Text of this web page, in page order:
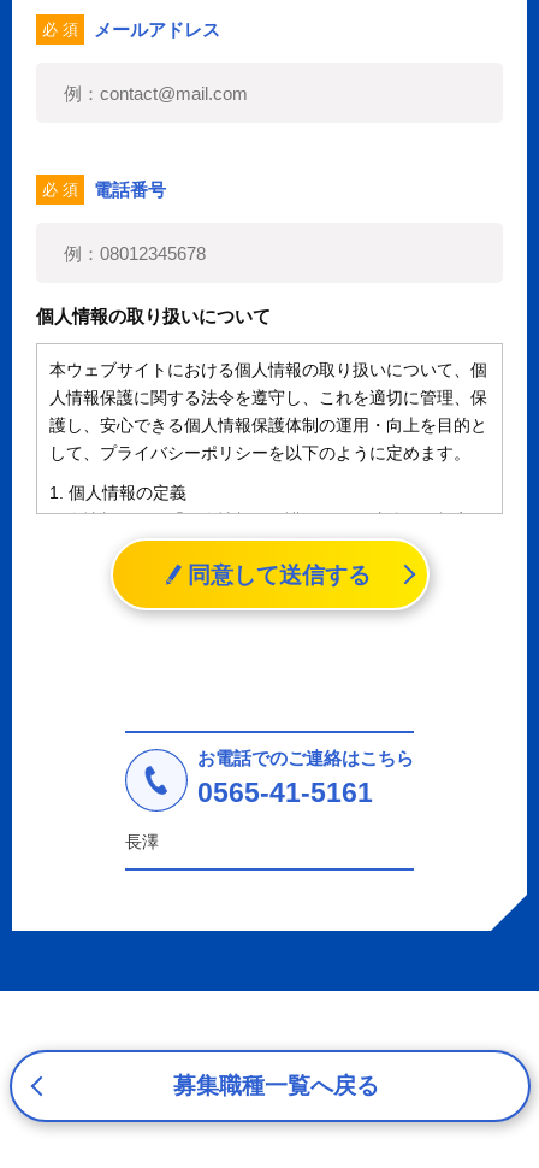
必 須 メールアドレス
必 須 電話番号
個人情報の取り扱いについて
本ウェブサイトにおける個人情報の取り扱いについて、個
人情報保護に関する法令を遵守し、これを適切に管理、保
護し、安心できる個人情報保護体制の運用・向上を目的と
して、プライバシーポリシーを以下のように定めます。
1. 個人情報の定義
個人情報とは、「個人情報の保護に関する法律」に規定さ
れる生存する個人に関する情報であって、氏名、生年月日
その他の記述等により特定の個人を識別することができる
情報（個人識別情報）を指します。
a.応募者等からのお問い合わせに対応・管理するため
b.本ウェブサイトにおけるサービスの提供・運用のため
c.重要なお知らせなど必要に応じたご連絡のため
d.上記の利用目的に付随する目的
プライバシーを尊重し、収集した個人情報に対し、開示、
間、妥当な範囲内でこれに応じます。
応募者等の個人情報の取得、利用その他一切の取り扱いに
ついて、個人情報の保護に関する法律、その他の関連法
同意して送信する
お電話でのご連絡はこちら
0565-41-5161
長澤
募集職種一覧へ戻る